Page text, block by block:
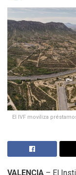
El IVF moviliza
VALENCIA – El